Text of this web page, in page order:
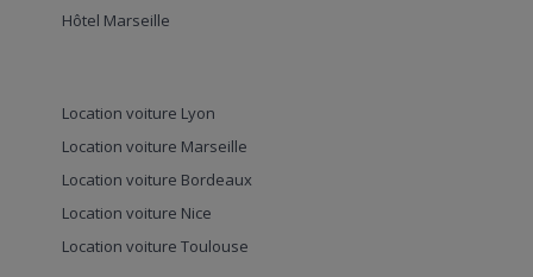
Hôtel Marseille
Location voiture Lyon
Location voiture Marseille
Location voiture Bordeaux
Location voiture Nice
Location voiture Toulouse